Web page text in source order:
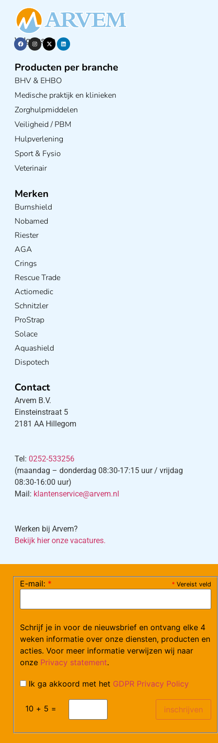
Volg ons op
Producten per branche
BHV & EHBO
Medische praktijk en klinieken
Zorghulpmiddelen
Veiligheid / PBM
Hulpverlening
Sport & Fysio
Veterinair
Merken
Burnshield
Nobamed
Riester
AGA
Crings
Rescue Trade
Actiomedic
Schnitzler
ProStrap
Solace
Aquashield
Dispotech
Contact
Arvem B.V.
Einsteinstraat 5
2181 AA Hillegom
Tel: 0252-533256
(maandag – donderdag 08:30-17:15 uur / vrijdag
08:30-16:00 uur)
Mail: klantenservice@arvem.nl
Werken bij Arvem?
Bekijk hier onze vacatures.
©Arvem
* Vereist veld
E-mail: *
Schrijf je in voor de nieuwsbrief en ontvang elke 4
weken informatie over onze diensten, producten en
acties. Voor meer informatie verwijzen wij naar
onze Privacy statement.
Ik ga akkoord met het GDPR Privacy Policy
10 + 5 =